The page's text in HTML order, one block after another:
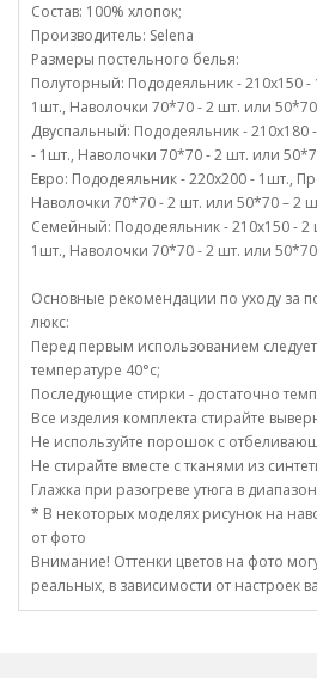
Состав: 100% хлопок;
Производитель: Selena
Размеры постельного белья:
Полуторный: Пододеяльник - 210х150 -
1шт., Наволочки 70*70 - 2 шт. или
Двуспальный: Пододеяльник - 210х180
- 1шт., Наволочки 70*70 - 2 шт. или
Евро: Пододеяльник - 220х200 - 1шт.,
Наволочки 70*70 - 2 шт. или 50*70 – 2
Семейный: Пододеяльник - 210х150 - 2
1шт., Наволочки 70*70 - 2 шт. или
Основные рекомендации по уходу за
люкс:
Перед первым использованием
температуре 40°c;
Последующие стирки - достаточно
Все изделия комплекта стирайте
Не используйте порошок с
Не стирайте вместе с тканями из
Глажка при разогреве утюга в
* В некоторых моделях рисунок на
от фото
Внимание! Оттенки цветов на фото
реальных, в зависимости от настроек